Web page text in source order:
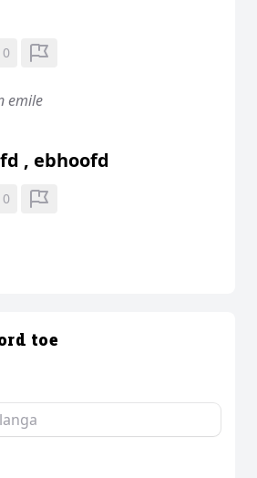
0
emile
, ebhoofd
0
toe